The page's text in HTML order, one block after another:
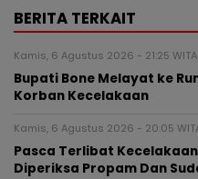
BERITA TERKAIT
Kamis, 6 Agustus 2026 - 21:25 WITA
Bupati Bone Melayat ke
Korban Kecelakaan
Kamis, 6 Agustus 2026 - 20:05
Pasca Terlibat
Diperiksa Propam Dan